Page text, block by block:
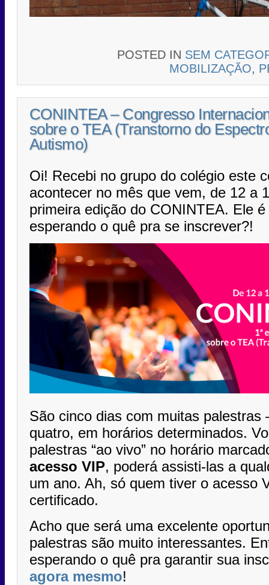
POSTED IN SEM
MOBILIZAÇÃO,
CONINTEA – Congresso
sobre o TEA (Transtorno do
Autismo)
Oi! Recebi no grupo do colégio este
acontecer no mês que vem, de 12 a
primeira edição do CONINTEA. Ele é
esperando o quê pra se inscrever?!
São cinco dias com muitas palestras
quatro, em horários determinados.
palestras “ao vivo” no horário
acesso VIP, poderá assisti-las a
um ano. Ah, só quem tiver o acesso
certificado.
Acho que será uma excelente
palestras são muito interessantes.
esperando o quê pra garantir sua
agora mesmo!